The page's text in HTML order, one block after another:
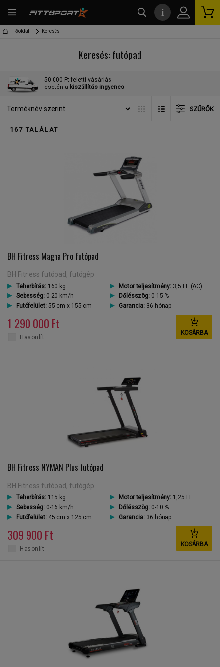
Főoldal Keresés
Keresés: futópad
50 000 Ft feletti vásárlás
esetén a kiszállítás ingyenes
SZŰRŐK
167 TALÁLAT
BH Fitness Magna Pro futópad
BH Fitness futópad, futógép
Teherbírás: 160 kg Motor teljesítmény:3,5 LE (AC)
Sebesség: 0-20 km/h Dőlésszög:0-15 %
Futófelület: 55 cm x 155 cm Garancia:36 hónap
1 290 000 Ft
KOSÁRBA
Hasonlít
BH Fitness NYMAN Plus futópad
BH Fitness futópad, futógép
Teherbírás: 115 kg Motor teljesítmény: 1,25 LE
Sebesség: 0-16 km/h Dőlésszög:0-10 %
Futófelület: 45 cm x 125 cm Garancia:36 hónap
309 900 Ft
KOSÁRBA
Hasonlít
i
kereső